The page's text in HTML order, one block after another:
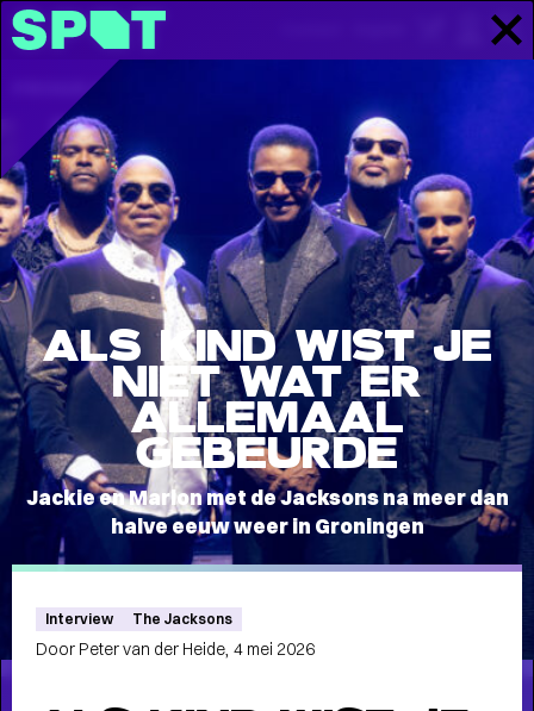
PROGRAMMA
Stories
MEET THE BAND:
MUMFORD & SONS
ALS KIND WIST JE
NIET WAT ER
ALLEMAAL
GEBEURDE
Jackie en Marlon met de Jacksons na meer dan
halve eeuw weer in Groningen
Interview The Jacksons
Door Peter van der Heide, 4 mei 2026